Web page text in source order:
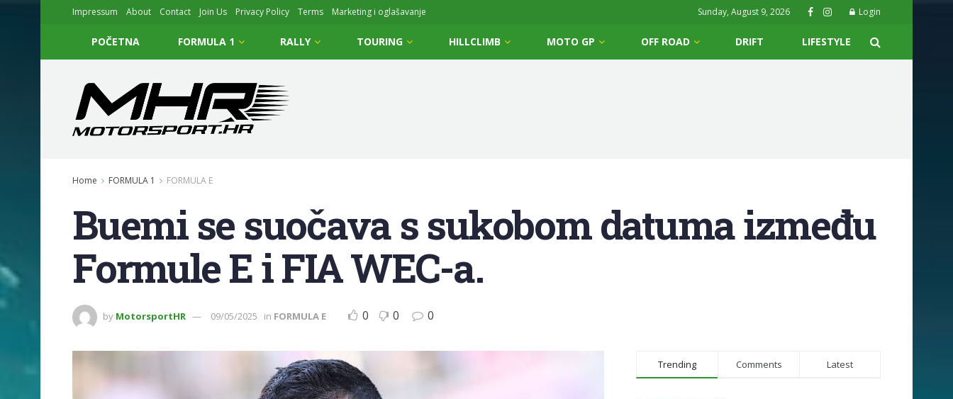
Impressum About Contact Join Us Privacy Policy Terms Marketing i oglašavanje Sunday, August 9, 2026 Login
POČETNA FORMULA 1 RALLY TOURING HILLCLIMB MOTO GP OFF ROAD DRIFT LIFESTYLE
Home FORMULA 1 FORMULA E
Buemi se suočava s sukobom datuma između
Formule E i FIA WEC-a.
by MotorsportHR 09/05/2025 in FORMULA E 0 0 0
Trending Comments Latest